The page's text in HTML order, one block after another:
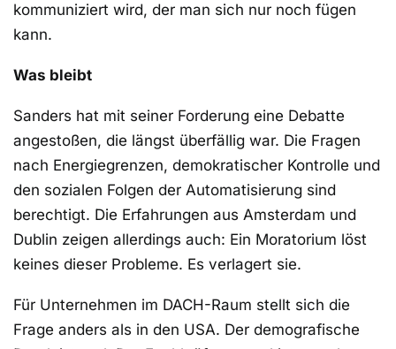
kommuniziert wird, der man sich nur noch fügen
kann.
Was bleibt
Sanders hat mit seiner Forderung eine Debatte
angestoßen, die längst überfällig war. Die Fragen
nach Energiegrenzen, demokratischer Kontrolle und
den sozialen Folgen der Automatisierung sind
berechtigt. Die Erfahrungen aus Amsterdam und
Dublin zeigen allerdings auch: Ein Moratorium löst
keines dieser Probleme. Es verlagert sie.
Für Unternehmen im DACH-Raum stellt sich die
Frage anders als in den USA. Der demografische